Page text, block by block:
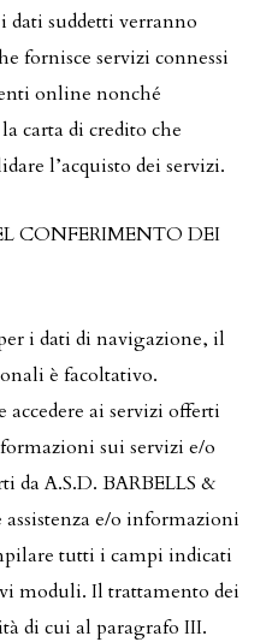
dati suddetti verranno
fornisce servizi connessi
online nonché
carta di credito che
l’acquisto dei servizi.
CONFERIMENTO DEI
i dati di navigazione, il
è facoltativo.
accedere ai servizi offerti
sui servizi e/o
da A.S.D. BARBELLS &
e/o informazioni
tutti i campi indicati
moduli. Il trattamento dei
di cui al paragrafo III.